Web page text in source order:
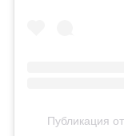
Публикация